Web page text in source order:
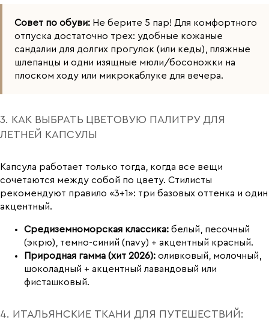
Совет по обуви: Не берите 5 пар! Для комфортного
отпуска достаточно трех: удобные кожаные
сандалии для долгих прогулок (или кеды), пляжные
шлепанцы и одни изящные мюли/босоножки на
плоском ходу или микрокаблуке для вечера.
3. КАК ВЫБРАТЬ ЦВЕТОВУЮ ПАЛИТРУ ДЛЯ
ЛЕТНЕЙ КАПСУЛЫ
Капсула работает только тогда, когда все вещи
сочетаются между собой по цвету. Стилисты
рекомендуют правило «3+1»: три базовых оттенка и один
акцентный.
Средиземноморская классика: белый, песочный
(экрю), темно-синий (navy) + акцентный красный.
Природная гамма (хит 2026): оливковый, молочный,
шоколадный + акцентный лавандовый или
фисташковый.
4. ИТАЛЬЯНСКИЕ ТКАНИ ДЛЯ ПУТЕШЕСТВИЙ: